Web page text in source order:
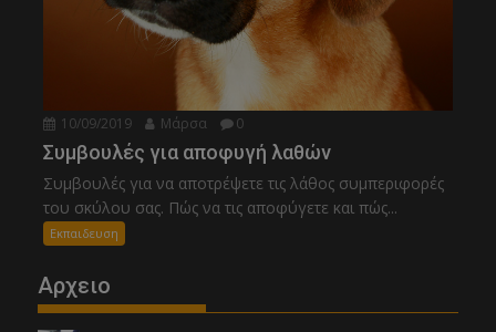
10/09/2019 Μάρσα 0
Συμβουλές για αποφυγή λαθών
Συμβουλές για να αποτρέψετε τις λάθος συμπεριφορές
του σκύλου σας. Πώς να τις αποφύγετε και πώς...
Εκπαιδευση
Αρχειο